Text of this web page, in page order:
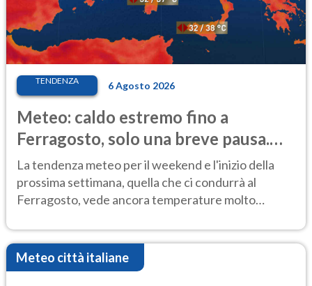
TENDENZA 6 Agosto 2026
Meteo: caldo estremo fino a
Ferragosto, solo una breve pausa.
Ecco dove
La tendenza meteo per il weekend e l'inizio della
prossima settimana, quella che ci condurrà al
Ferragosto, vede ancora temperature molto
Meteo città italiane